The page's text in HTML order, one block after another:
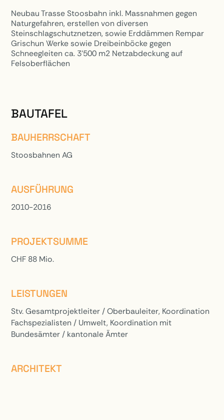
Neubau Trasse Stoosbahn inkl. Massnahmen gegen
Naturgefahren, erstellen von diversen
Steinschlagschutznetzen, sowie Erddämmen Rempar
Grischun Werke sowie Dreibeinböcke gegen
Schneegleiten ca. 3’500 m2 Netzabdeckung auf
Felsoberflächen
BAUTAFEL
BAUHERRSCHAFT
Stoosbahnen AG
AUSFÜHRUNG
2010-2016
PROJEKTSUMME
CHF 88 Mio.
LEISTUNGEN
Stv. Gesamtprojektleiter / Oberbauleiter, Koordination
Fachspezialisten / Umwelt, Koordination mit
Bundesämter / kantonale Ämter
ARCHITEKT